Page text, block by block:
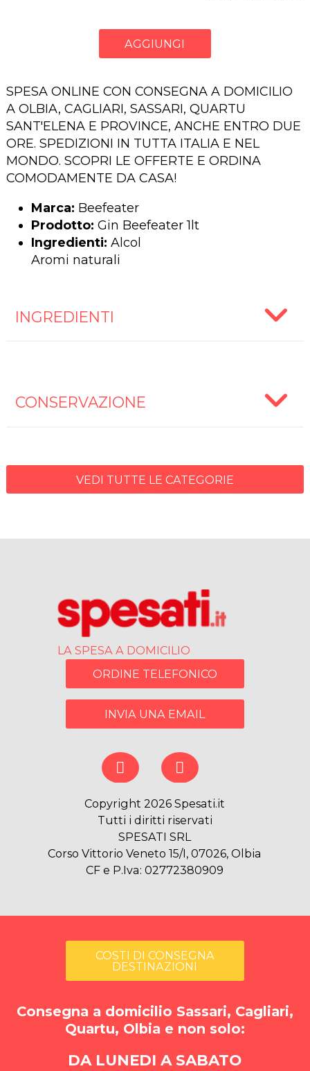
AGGIUNGI
SPESA ONLINE CON CONSEGNA A DOMICILIO
A OLBIA, CAGLIARI, SASSARI, QUARTU
SANT'ELENA E PROVINCE, ANCHE ENTRO DUE
ORE. SPEDIZIONI IN TUTTA ITALIA E NEL
MONDO. SCOPRI LE OFFERTE E ORDINA
COMODAMENTE DA CASA!
Marca: Beefeater
Prodotto: Gin Beefeater 1lt
Ingredienti: Alcol
Aromi naturali
INGREDIENTI
CONSERVAZIONE
VEDI TUTTE LE CATEGORIE
LA SPESA A DOMICILIO
ORDINE TELEFONICO
INVIA UNA EMAIL
Copyright 2026 Spesati.it
Tutti i diritti riservati
SPESATI SRL
Corso Vittorio Veneto 15/I, 07026, Olbia
CF e P.Iva: 02772380909
COSTI DI CONSEGNA
DESTINAZIONI
Consegna a domicilio Sassari, Cagliari,
Quartu, Olbia e non solo:
DA LUNEDI A SABATO